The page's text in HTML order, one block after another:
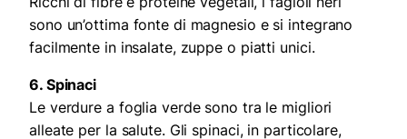
sono un’ottima fonte di magnesio e si integrano
facilmente in insalate, zuppe o piatti unici.
6. Spinaci
Le verdure a foglia verde sono tra le migliori
alleate per la salute. Gli spinaci, in particolare,